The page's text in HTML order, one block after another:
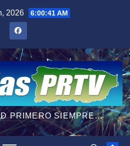
2026 6:00:41 AM
PRIMERO SIEMPRE...